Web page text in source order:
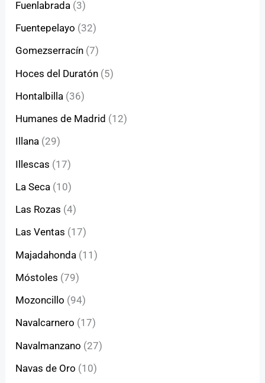
Fuenlabrada (3)
Fuentepelayo (32)
Gomezserracín (7)
Hoces del Duratón (5)
Hontalbilla (36)
Humanes de Madrid (12)
Illana (29)
Illescas (17)
La Seca (10)
Las Rozas (4)
Las Ventas (17)
Majadahonda (11)
Móstoles (79)
Mozoncillo (94)
Navalcarnero (17)
Navalmanzano (27)
Navas de Oro (10)